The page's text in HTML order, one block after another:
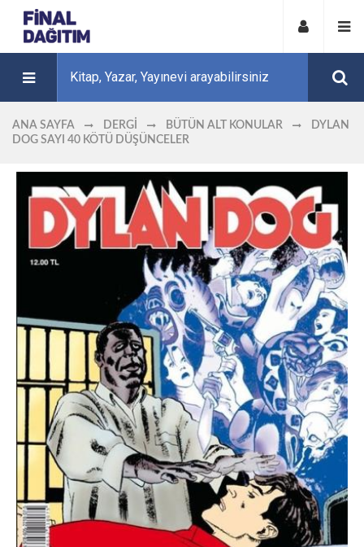
ANA SAYFA DERGI BÜTÜN ALT KONULAR
DYLAN
DOG SAYI 40 KÖTÜ DÜŞÜNCELER